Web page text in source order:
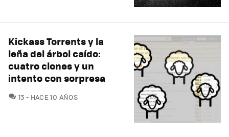
Kickass Torrents y la
leña del árbol caído:
cuatro clones y un
intento con sorpresa
13 COMENTARIOS
HACE 10 AÑOS